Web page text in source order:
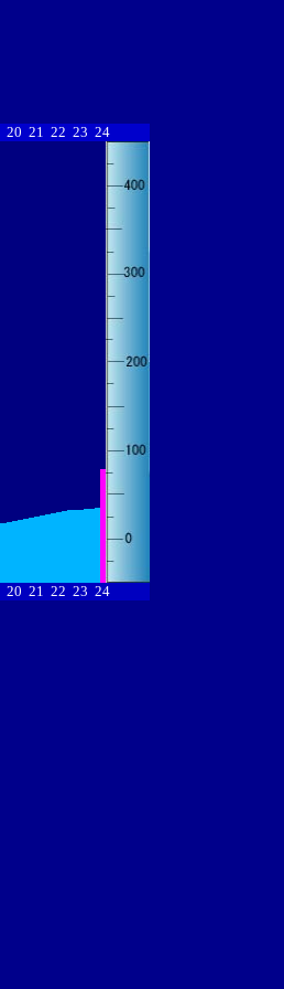
20 21 22 23 24
20 21 22 23 24